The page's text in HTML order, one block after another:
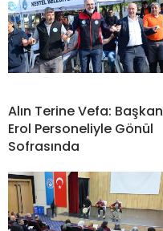
Alın Terine Vefa: Başkan
Erol Personeliyle Gönül
Sofrasında